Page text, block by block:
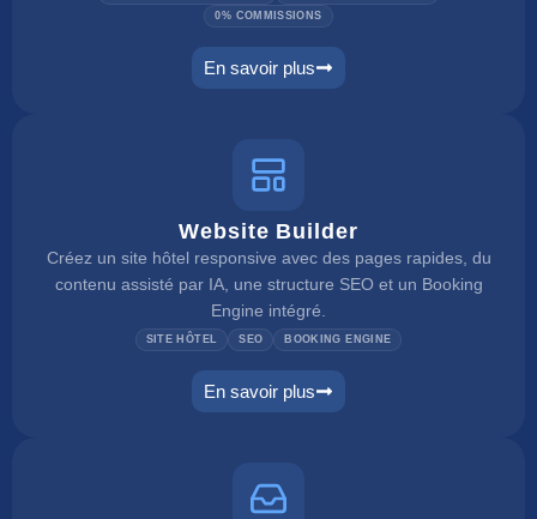
0% COMMISSIONS
En savoir plus
booking engine
Website Builder
Créez un site hôtel responsive avec des pages rapides, du
contenu assisté par IA, une structure SEO et un Booking
Engine intégré.
SITE HÔTEL SEO BOOKING ENGINE
En savoir plus
website builder